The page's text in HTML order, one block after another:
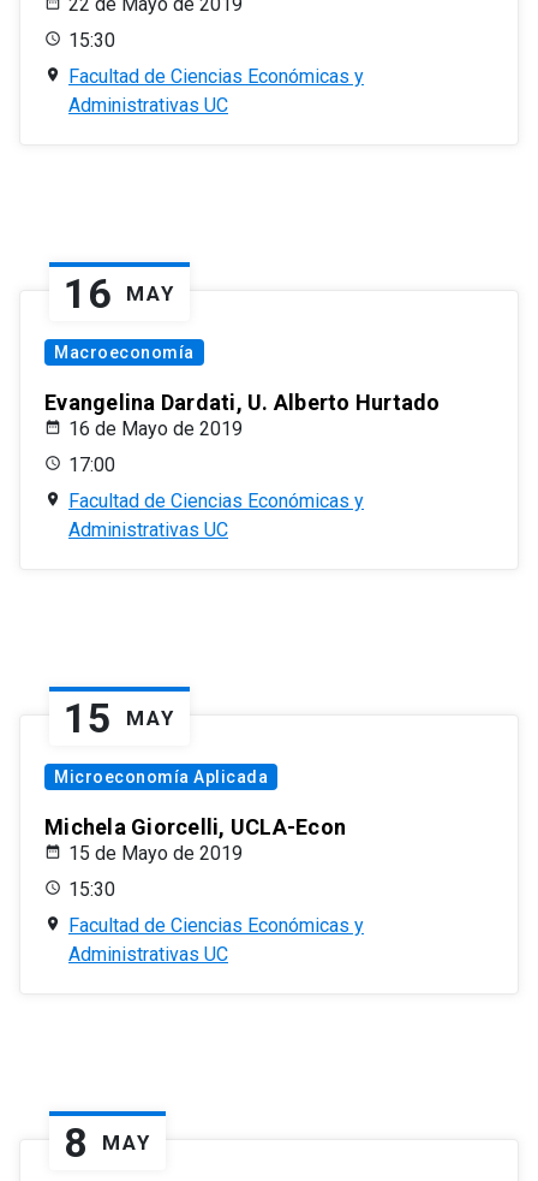
15:30
Facultad de Ciencias Económicas y
Administrativas UC
16 MAY
Macroeconomía
Evangelina Dardati, U. Alberto Hurtado
16 de Mayo de 2019
17:00
Facultad de Ciencias Económicas y
Administrativas UC
15 MAY
Microeconomía Aplicada
Michela Giorcelli, UCLA-Econ
15 de Mayo de 2019
15:30
Facultad de Ciencias Económicas y
Administrativas UC
8 MAY